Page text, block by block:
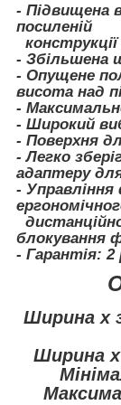
- Підвищена
посиленій
- Збільшена
- Опущене
висота над
-
- Широкий
- Поверхня
- Легко
адаптеру
-
блокування
- Гарантія: 2
Ширина x
Ширина x